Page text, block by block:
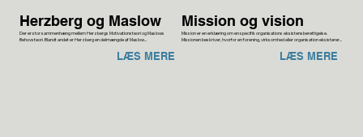
Herzberg og Maslow
Der er stor sammenhæng mellem Herzbergs Motivationsteori og Maslows
Behovsteori. Blandt andet er Herzberg en delmængde af Maslow...
LÆS MERE
Mission og vision
Mission er en erklæring om en specifik organisations eksistensberettigelse.
Missionen beskriver, hvorfor en forening, virksomhed eller organisation eksisterer...
LÆS MERE